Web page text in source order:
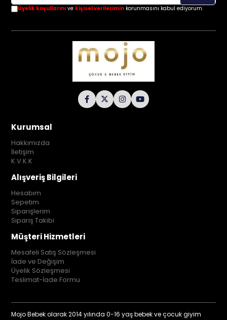
Üyelik koşullarını ve kişisel verilerimin korunmasını kabul ediyorum.
Kurumsal
Hakkımızda
İletişim
K.V.K.K
Alışveriş Bilgileri
Hesabım
Sepetim
Siparişlerim
Sipariş Takibi
Müşteri Hizmetleri
Mesafeli Satış Sözleşmesi
İade ve Değişim
Üyelik Sözleşmesi
Teslimat-İade Formu
Mojo Bebek olarak 2014 yılında 0-16 yaş bebek ve çocuk giyim